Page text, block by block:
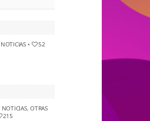
NOTICIAS• 52
NOTICIAS,OTRAS
215